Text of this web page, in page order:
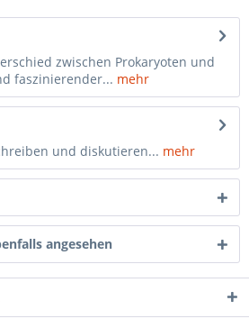
zwischen Prokaryoten und
faszinierender... mehr
und diskutieren... mehr
angesehen